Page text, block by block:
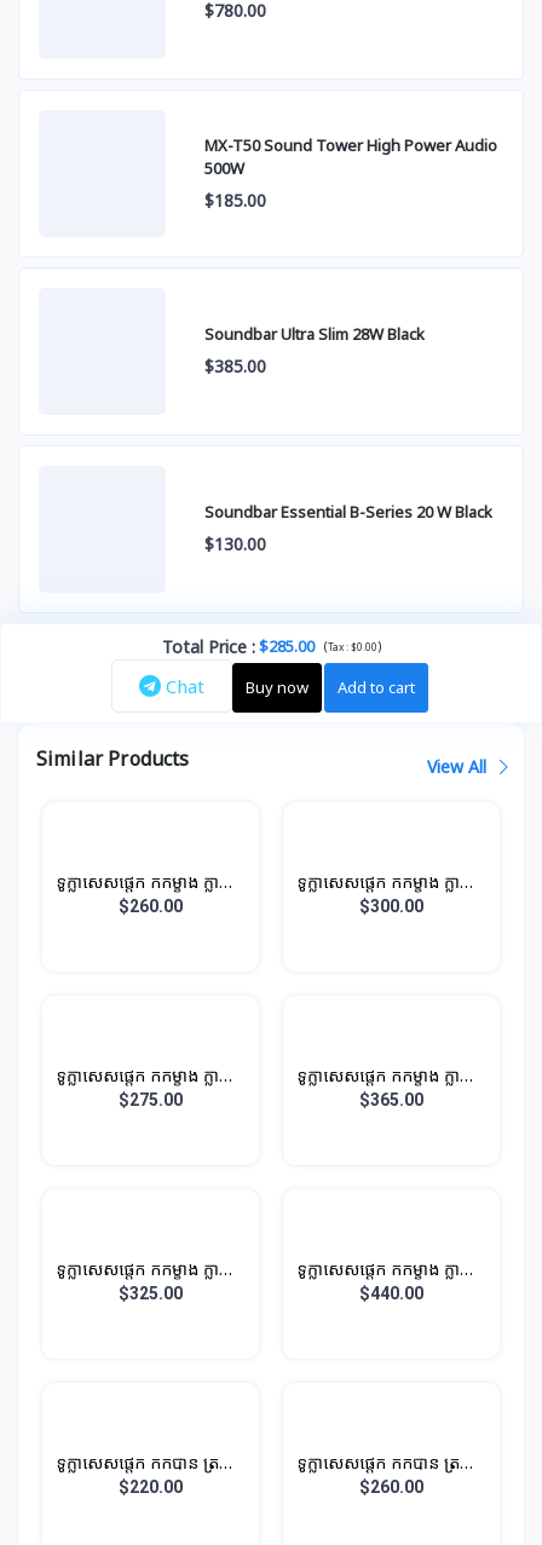
$780.00
MX-T50 Sound Tower High Power Audio
500W
$185.00
Soundbar Ultra Slim 28W Black
$385.00
Soundbar Essential B-Series 20 W Black
$130.00
Total Price:$285.00 (Tax :$0.00)
Chat Buy now Add to cart
Similar Products View All
ទូក្លាសេសផ្តេក កកម្ខាង ក្លាស្សេ
ម្ខាង បណ្តោយ 0.96M 196L
$260.00
ទូក្លាសេសផ្តេក កកម្ខាង ក្លាស្សេ
ម្ខាង បណ្តោយ 1.1M 210L
$300.00
ទូក្លាសេសផ្តេក កកម្ខាង ក្លាស្សេ
ម្ខាង បណ្តោយ
$275.00
ទូក្លាសេសផ្តេក កកម្ខាង ក្លាស្សេ
ម្ខាង បណ្តោយ 1.2M 286L
$365.00
ទូក្លាសេសផ្តេក កកម្ខាង ក្លាស្សេ
ម្ខាង បណ្តោយ 1.2M 296L
$325.00
ទូក្លាសេសផ្តេក កកម្ខាង ក្លាស្សេ
ម្ខាង បណ្តោយ 1.4M 316L
$440.00
ទូក្លាសេសផ្តេក កកបាន ត្រជាក់
បាន
$220.00
ទូក្លាសេសផ្តេក កកបាន ត្រជាក់
បាន
$260.00